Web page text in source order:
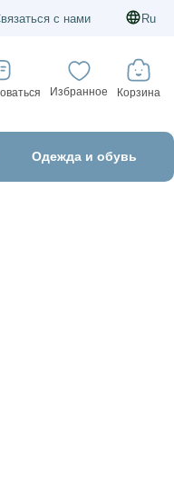
с нами Ru
Избранное Корзина
Одежда и обувь